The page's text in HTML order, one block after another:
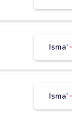
Isma'
Isma'